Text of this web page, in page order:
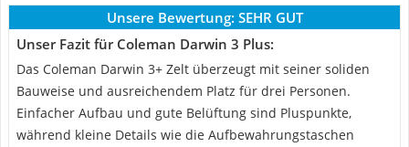
Unsere Bewertung: SEHR GUT
Unser Fazit für Coleman Darwin 3 Plus:
Das Coleman Darwin 3+ Zelt überzeugt mit seiner soliden
Bauweise und ausreichendem Platz für drei Personen.
Einfacher Aufbau und gute Belüftung sind Pluspunkte,
während kleine Details wie die Aufbewahrungstaschen